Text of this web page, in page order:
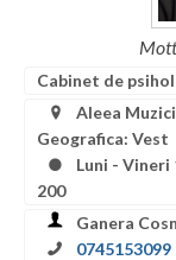
Bacau
Bihor
Bistrita-Nasaud
Botosani
Cabinet de
Aleea
Geografica: Vest
Luni - Vineri
200
Ganera
0745153099